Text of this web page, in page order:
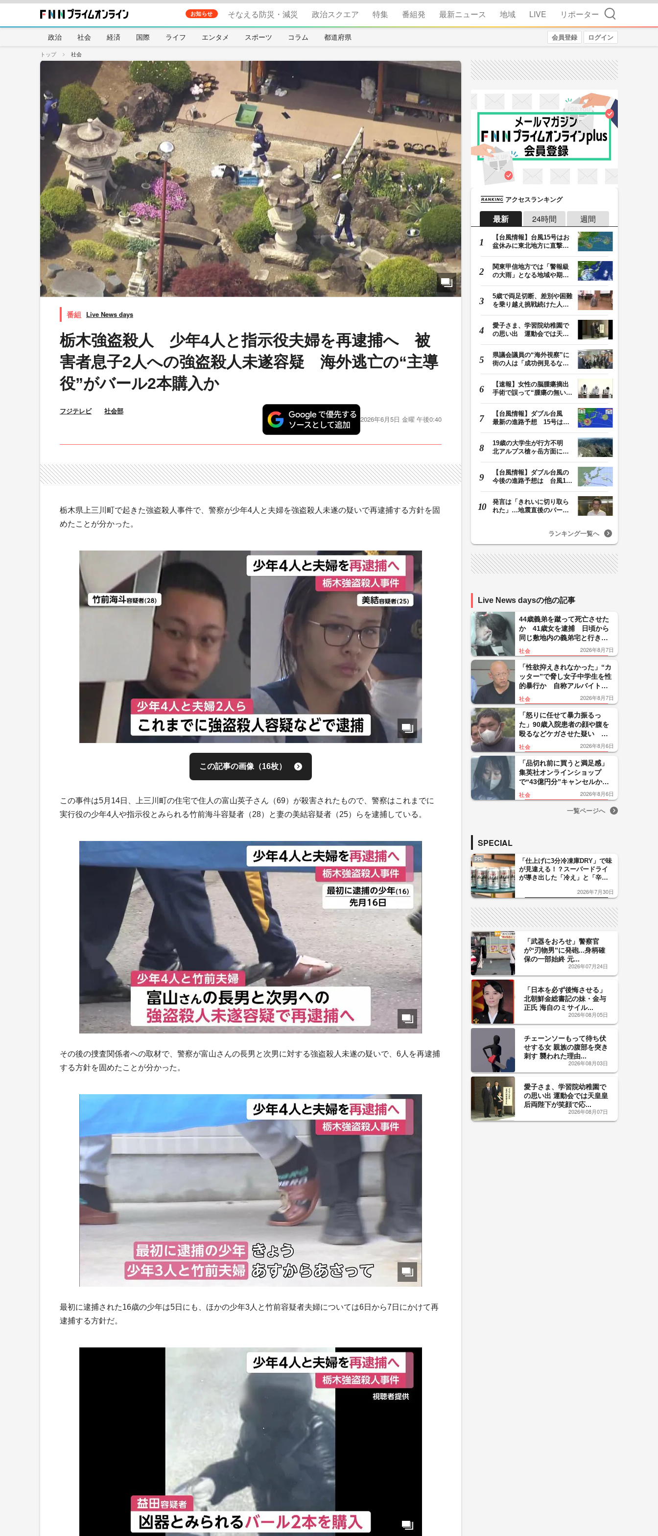
お知らせ そなえる防災・減災 政治スクエア 特集 番組発 最新ニュース 地域 LIVE リポーター 検索
政治 社会 経済 国際 ライフ エンタメ スポーツ コラム 都道府県 会員登録 ログイン
トップ 社会
Live News days
栃木強盗殺人 少年4人と指示役夫婦を再逮捕へ 被
害者息子2人への強盗殺人未遂容疑 海外逃亡の“主導
役”がバール2本購入か
フジテレビ
社会部
2026年6月5日 金曜 午後0:40
栃木県上三川町で起きた強盗殺人事件で、警察が少年4人と夫婦を強盗殺人未遂の疑いで再逮捕する方針を固
めたことが分かった。
この記事の画像（16枚）
この事件は5月14日、上三川町の住宅で住人の富山英子さん（69）が殺害されたもので、警察はこれまでに
実行役の少年4人や指示役とみられる竹前海斗容疑者（28）と妻の美結容疑者（25）らを逮捕している。
その後の捜査関係者への取材で、警察が富山さんの長男と次男に対する強盗殺人未遂の疑いで、6人を再逮捕
する方針を固めたことが分かった。
最初に逮捕された16歳の少年は5日にも、ほかの少年3人と竹前容疑者夫婦については6日から7日にかけて再
逮捕する方針だ。
アクセスランキング
最新 24時間 週間
【台風情報】台風15号はお
盆休みに東北地方に直撃す
関東甲信地方では「警報級
の大雨」となる地域や期間
5歳で両足切断、差別や困難
を乗り越え挑戦続けた人
愛子さま、学習院幼稚園で
の思い出 運動会では天皇
県議会議員の“海外視察”に
街の人は「成功例見るなら
【速報】女性の脳腫瘍摘出
手術で誤って“腫瘍の無い部
【台風情報】ダブル台風
最新の進路予想 15号は北
19歳の大学生が行方不明
北アルプス槍ヶ岳方面に登
【台風情報】ダブル台風の
今後の進路予想は 台風15
発言は「きれいに切り取ら
れた」…地震直後のパーテ
ランキング一覧へ
Live News daysの他の記事
44歳義弟を蹴って死亡させた
か 41歳女を逮捕 日頃から
同じ敷地内の義弟宅と行き
来…夫は外出中 「生活態度
に不満」暴行繰り返したか
社会 2026年8月7日
「性欲抑えきれなかった」“カ
ッター”で脅し女子中学生を性
的暴行か 自称アルバイトの
56歳男を逮捕 千葉
社会 2026年8月7日
「怒りに任せて暴力振るっ
た」90歳入院患者の顔や腹を
殴るなどケガさせた疑い 看
護補助者の30歳男を逮捕 千
葉・袖ケ浦市
社会 2026年8月6日
「品切れ前に買うと満足感」
集英社オンラインショップ
で“43億円分”キャンセルか
200超のメールアカウント使い
大量注文 32歳女を逮捕
社会 2026年8月6日
一覧ページへ
SPECIAL
PR
「仕上げに3分冷凍庫DRY」で味
が見違える！？スーパードライ
が導き出した「冷え」と「辛
した「辛口カーブ」が飲み頃の
2026年7月30日
「武器をおろせ」警察官
が“刃物男”に発砲...身柄確
保の一部始終 元...
2026年07月24日
「日本を必ず後悔させる」
北朝鮮金総書記の妹・金与
正氏 海自のミサイル...
2026年08月05日
チェーンソーもって待ち伏
せする女 親族の腹部を突き
刺す 襲われた理由...
2026年08月03日
愛子さま、学習院幼稚園で
の思い出 運動会では天皇皇
后両陛下が笑顔で応...
2026年08月07日